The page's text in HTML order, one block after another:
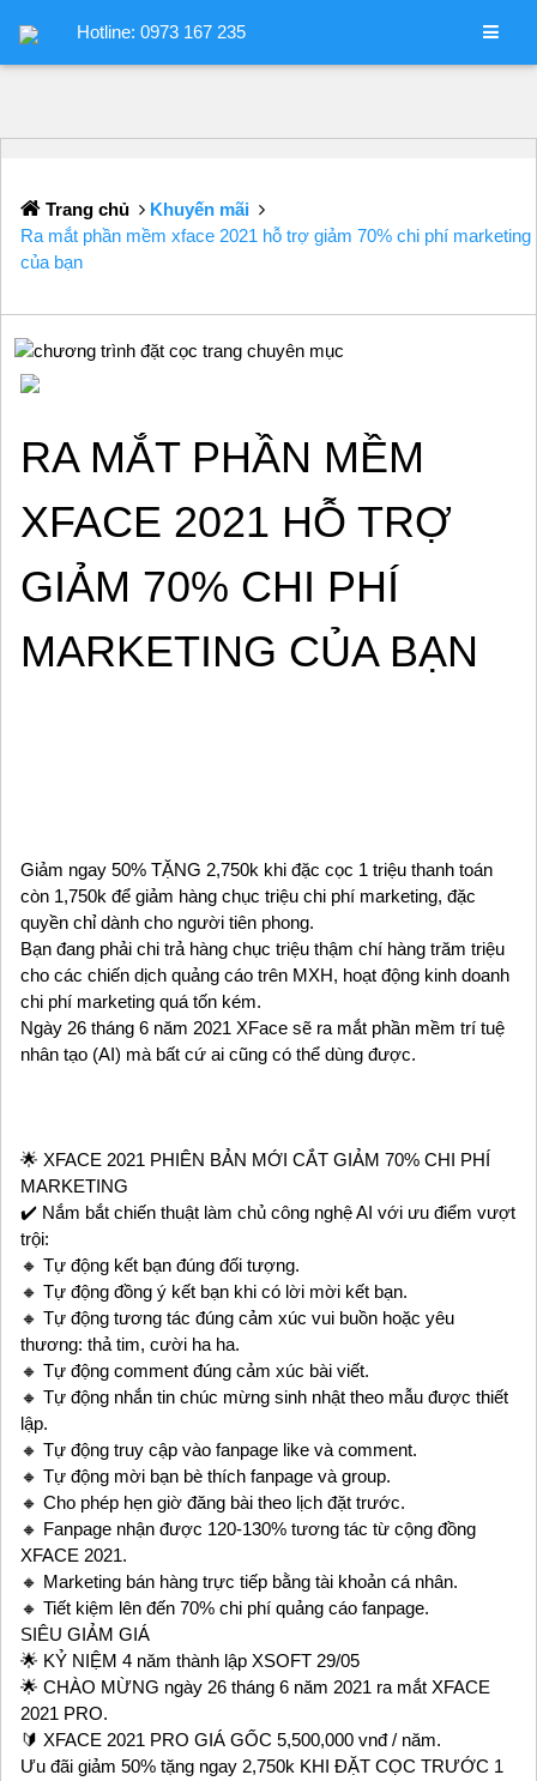
Hotline: 0973 167 235
Trang chủ
Khuyến mãi
Ra mắt phần mềm xface 2021 hỗ trợ giảm 70% chi phí marketing
của bạn
RA MẮT PHẦN MỀM
XFACE 2021 HỖ TRỢ
GIẢM 70% CHI PHÍ
MARKETING CỦA BẠN
Giảm ngay 50% TẶNG 2,750k khi đặc cọc 1 triệu thanh toán
còn 1,750k để giảm hàng chục triệu chi phí marketing, đặc
quyền chỉ dành cho người tiên phong.
Bạn đang phải chi trả hàng chục triệu thậm chí hàng trăm triệu
cho các chiến dịch quảng cáo trên MXH, hoạt động kinh doanh
chi phí marketing quá tốn kém.
Ngày 26 tháng 6 năm 2021 XFace sẽ ra mắt phần mềm trí tuệ
nhân tạo (AI) mà bất cứ ai cũng có thể dùng được.
🌟 XFACE 2021 PHIÊN BẢN MỚI CẮT GIẢM 70% CHI PHÍ
MARKETING
✔️ Nắm bắt chiến thuật làm chủ công nghệ AI với ưu điểm vượt
trội:
🔸 Tự động kết bạn đúng đối tượng.
🔸 Tự động đồng ý kết bạn khi có lời mời kết bạn.
🔸 Tự động tương tác đúng cảm xúc vui buồn hoặc yêu
thương: thả tim, cười ha ha.
🔸 Tự động comment đúng cảm xúc bài viết.
🔸 Tự động nhắn tin chúc mừng sinh nhật theo mẫu được thiết
lập.
🔸 Tự động truy cập vào fanpage like và comment.
🔸 Tự động mời bạn bè thích fanpage và group.
🔸 Cho phép hẹn giờ đăng bài theo lịch đặt trước.
🔸 Fanpage nhận được 120-130% tương tác từ cộng đồng
XFACE 2021.
🔸 Marketing bán hàng trực tiếp bằng tài khoản cá nhân.
🔸 Tiết kiệm lên đến 70% chi phí quảng cáo fanpage.
SIÊU GIẢM GIÁ
🌟 KỶ NIỆM 4 năm thành lập XSOFT 29/05
🌟 CHÀO MỪNG ngày 26 tháng 6 năm 2021 ra mắt XFACE
2021 PRO.
🔰 XFACE 2021 PRO GIÁ GỐC 5,500,000 vnđ / năm.
Ưu đãi giảm 50% tặng ngay 2,750k KHI ĐẶT CỌC TRƯỚC 1